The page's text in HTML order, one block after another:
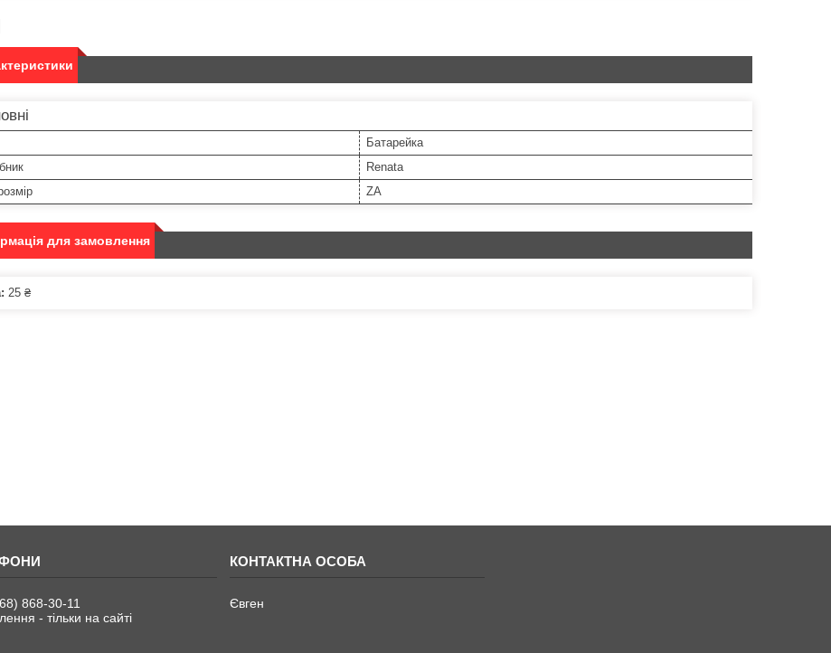
Батарейка
Renata
ZA
для замовлення
25 ₴
868-30-11
- тільки на сайті
Євген